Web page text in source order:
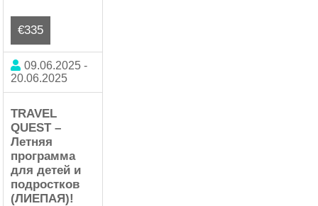
€335
09.06.2025 -
20.06.2025
TRAVEL
QUEST –
Летняя
программа
для детей и
подростков
(ЛИЕПАЯ)!